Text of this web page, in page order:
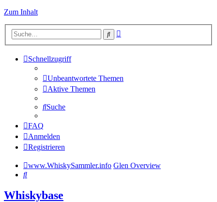
Zum Inhalt
Suche
Schnellzugriff
Unbeantwortete Themen
Aktive Themen
Suche
FAQ
Anmelden
Registrieren
www.WhiskySammler.info Glen Overview
Suche
Whiskybase